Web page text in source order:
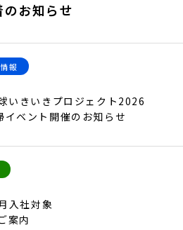
のお知らせ
報
いきいきプロジェクト2026
ベント開催のお知らせ
入社対象
案内